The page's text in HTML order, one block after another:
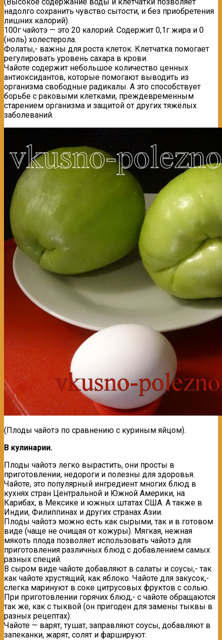
надолго сохранить чувство сытости, и без приобретения
лишних калорий).
100г чайотэ — это 20 калорий. Содержит 0,1г жира и 0
(ноль) холестерола.
Фолаты,- важны для роста клеток. Клетчатка помогает
регулировать уровень сахара в крови.
Чайоте содержит небольшое количество ценных
антиоксидантов, которые помогают выводить из
организма свободные радикалы. А это способствует
борьбе с раковыми клетками, преждевременным
старением организма и защитой от других тяжёлых
заболеваний.
(Плоды чайотэ по сравнению с куриным яйцом).
В кулинарии.
Плоды чайотэ легко вырастить, они просты в
приготовлении, недороги и полезны для здоровья.
Чайоте, это популярный ингредиент многих блюд в
кухнях стран Центральной и Южной Америки, на
Карибах, в Мексике и южных штатах США. А также в
Индии, Филиппинах и других странах Азии.
Плоды чайотэ можно есть как сырыми, так и в готовом
виде (чаще не очищая от кожуры). Мягкая, нежная
мякоть плода позволяет использовать чайотэ для
приготовления различных блюд с добавлением самых
разных специй.
В сыром виде чайоте добавляют в салаты и соусы,- так
как чайоте хрустящий, как яблоко. Чайоте для закусок,-
слегка маринуют в соке цитрусовых фруктов с солью.
При приготовлении горячих блюд,- с чайоте обращаются
так же, как с тыквой (он пригоден для замены тыквы в
разных рецептах).
Чайоте — варят, тушат, заправляют соусы, добавляют в
запеканки, жарят, солят и фаршируют.